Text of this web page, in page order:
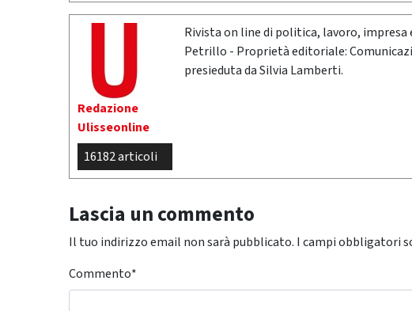
Redazione
Ulisseonline
16182 articoli
Rivista on line di politica, lavoro, impresa
Petrillo - Proprietà editoriale:
presieduta da Silvia Lamberti.
Lascia un commento
Il tuo indirizzo email non sarà pubblicato. I campi obbligatori
Commento*